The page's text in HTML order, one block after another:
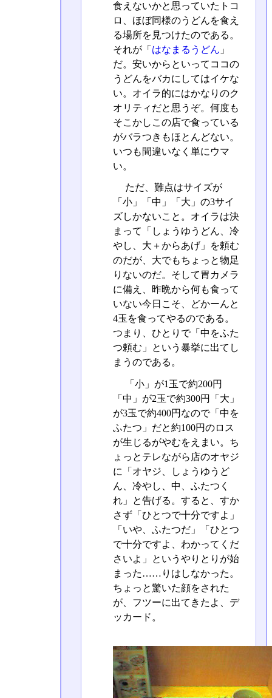
食えないかと思っていたトコ
ロ、ほぼ同様のうどんを食え
る場所を見つけたのである。
それが「 はなまるうどん 」
だ。安いからといってココの
うどんをバカにしてはイケな
い。オイラ的にはかなりのク
オリティだと思うぞ。何度も
そこかしこの店で食っている
がバラつきもほとんどない。
いつも間違いなく単にウマ
い。
ただ、難点はサイズが
「小」「中」「大」の3サイ
ズしかないこと。オイラは決
まって「しょうゆうどん、冷
やし、大＋からあげ」を頼む
のだが、大でもちょっと物足
りないのだ。そして胃カメラ
に備え、昨晩から何も食って
いない今日こそ、どかーんと
4玉を食ってやるのである。
つまり、ひとりで「中をふた
つ頼む」という暴挙に出てし
まうのである。
「小」が1玉で約200円
「中」が2玉で約300円「大」
が3玉で約400円なので「中を
ふたつ」だと約100円のロス
が生じるがやむをえまい。ち
ょっとテレながら店のオヤジ
に「オヤジ、しょうゆうど
ん、冷やし、中、ふたつく
れ」と告げる。すると、すか
さず「ひとつで十分ですよ」
「いや、ふたつだ」「ひとつ
で十分ですよ、わかってくだ
さいよ」というやりとりが始
まった……りはしなかった。
ちょっと驚いた顔をされた
が、フツーに出てきたよ、デ
ッカード。